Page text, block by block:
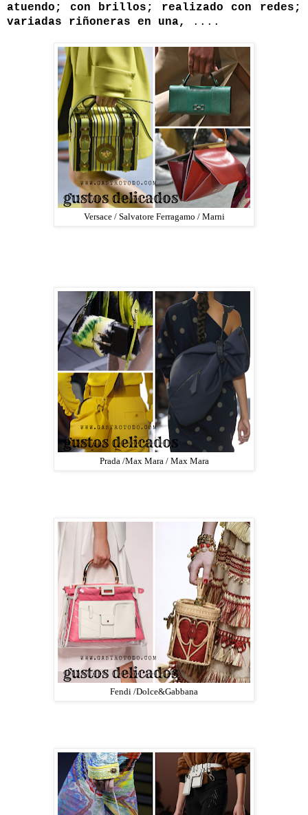
atuendo; con brillos; realizado con redes;
variadas riñoneras en una,
....
Versace / Salvatore Ferragamo / Marni
Prada /Max Mara / Max Mara
Fendi /Dolce&Gabbana